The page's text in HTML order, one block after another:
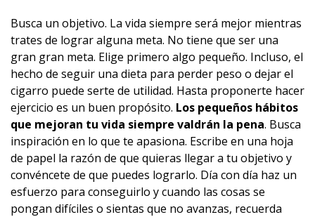
Busca un objetivo. La vida siempre será mejor mientras
trates de lograr alguna meta. No tiene que ser una
gran gran meta. Elige primero algo pequeño. Incluso, el
hecho de seguir una dieta para perder peso o dejar el
cigarro puede serte de utilidad. Hasta proponerte hacer
ejercicio es un buen propósito. Los pequeños hábitos
que mejoran tu vida siempre valdrán la pena. Busca
inspiración en lo que te apasiona. Escribe en una hoja
de papel la razón de que quieras llegar a tu objetivo y
convéncete de que puedes lograrlo. Día con día haz un
esfuerzo para conseguirlo y cuando las cosas se
pongan difíciles o sientas que no avanzas, recuerda